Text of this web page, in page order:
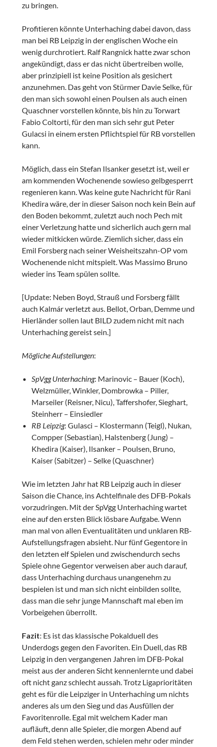
zu bringen.
Profitieren könnte Unterhaching dabei davon, dass
man bei RB Leipzig in der englischen Woche ein
wenig durchrotiert. Ralf Rangnick hatte zwar schon
angekündigt, dass er das nicht übertreiben wolle,
aber prinzipiell ist keine Position als gesichert
anzunehmen. Das geht von Stürmer Davie Selke, für
den man sich sowohl einen Poulsen als auch einen
Quaschner vorstellen könnte, bis hin zu Torwart
Fabio Coltorti, für den man sich sehr gut Peter
Gulacsi in einem ersten Pflichtspiel für RB vorstellen
kann.
Möglich, dass ein Stefan Ilsanker gesetzt ist, weil er
am kommenden Wochenende sowieso gelbgesperrt
regenieren kann. Was keine gute Nachricht für Rani
Khedira wäre, der in dieser Saison noch kein Bein auf
den Boden bekommt, zuletzt auch noch Pech mit
einer Verletzung hatte und sicherlich auch gern mal
wieder mitkicken würde. Ziemlich sicher, dass ein
Emil Forsberg nach seiner Weisheitszahn-OP vom
Wochenende nicht mitspielt. Was Massimo Bruno
wieder ins Team spülen sollte.
[Update: Neben Boyd, Strauß und Forsberg fällt
auch Kalmár verletzt aus. Bellot, Orban, Demme und
Hierländer sollen laut BILD zudem nicht mit nach
Unterhaching gereist sein.]
Mögliche Aufstellungen:
SpVgg Unterhaching: Marinovic – Bauer (Koch),
Welzmüller, Winkler, Dombrowka – Piller,
Marseiler (Reisner, Nicu), Taffershofer, Sieghart,
Steinherr – Einsiedler
RB Leipzig: Gulasci – Klostermann (Teigl), Nukan,
Compper (Sebastian), Halstenberg (Jung) –
Khedira (Kaiser), Ilsanker – Poulsen, Bruno,
Kaiser (Sabitzer) – Selke (Quaschner)
Wie im letzten Jahr hat RB Leipzig auch in dieser
Saison die Chance, ins Achtelfinale des DFB-Pokals
vorzudringen. Mit der SpVgg Unterhaching wartet
eine auf den ersten Blick lösbare Aufgabe. Wenn
man mal von allen Eventualitäten und unklaren RB-
Aufstellungsfragen absieht. Nur fünf Gegentore in
den letzten elf Spielen und zwischendurch sechs
Spiele ohne Gegentor verweisen aber auch darauf,
dass Unterhaching durchaus unangenehm zu
bespielen ist und man sich nicht einbilden sollte,
dass man die sehr junge Mannschaft mal eben im
Vorbeigehen überrollt.
Fazit: Es ist das klassische Pokalduell des
Underdogs gegen den Favoriten. Ein Duell, das RB
Leipzig in den vergangenen Jahren im DFB-Pokal
meist aus der anderen Sicht kennenlernte und dabei
oft nicht ganz schlecht aussah. Trotz Ligaprioritäten
geht es für die Leipziger in Unterhaching um nichts
anderes als um den Sieg und das Ausfüllen der
Favoritenrolle. Egal mit welchem Kader man
aufläuft, denn alle Spieler, die morgen Abend auf
dem Feld stehen werden, schielen mehr oder minder